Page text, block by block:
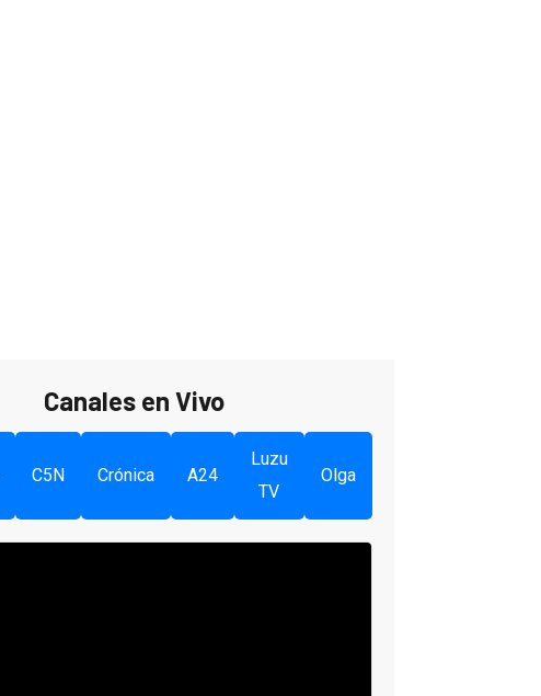
Canales en Vivo
C5N Crónica A24
Luzu
TV
Olga